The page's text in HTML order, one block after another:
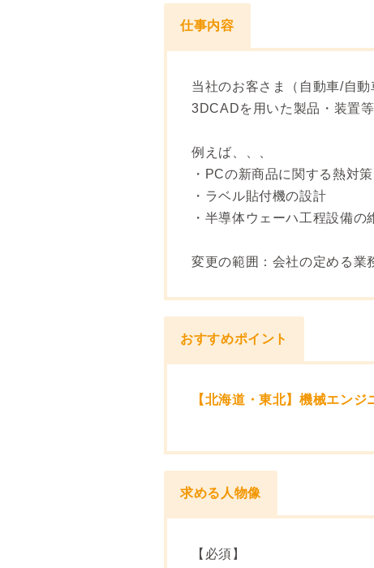
仕事内容
当社のお客さま（自動車/自
3DCADを用いた製品・装置
例えば、、、
・PCの新商品に関する熱対
・ラベル貼付機の設計
・半導体ウェーハ工程設備
変更の範囲：会社の定める業
おすすめポイント
【北海道・東北】機械エンジ
求める人物像
【必須】